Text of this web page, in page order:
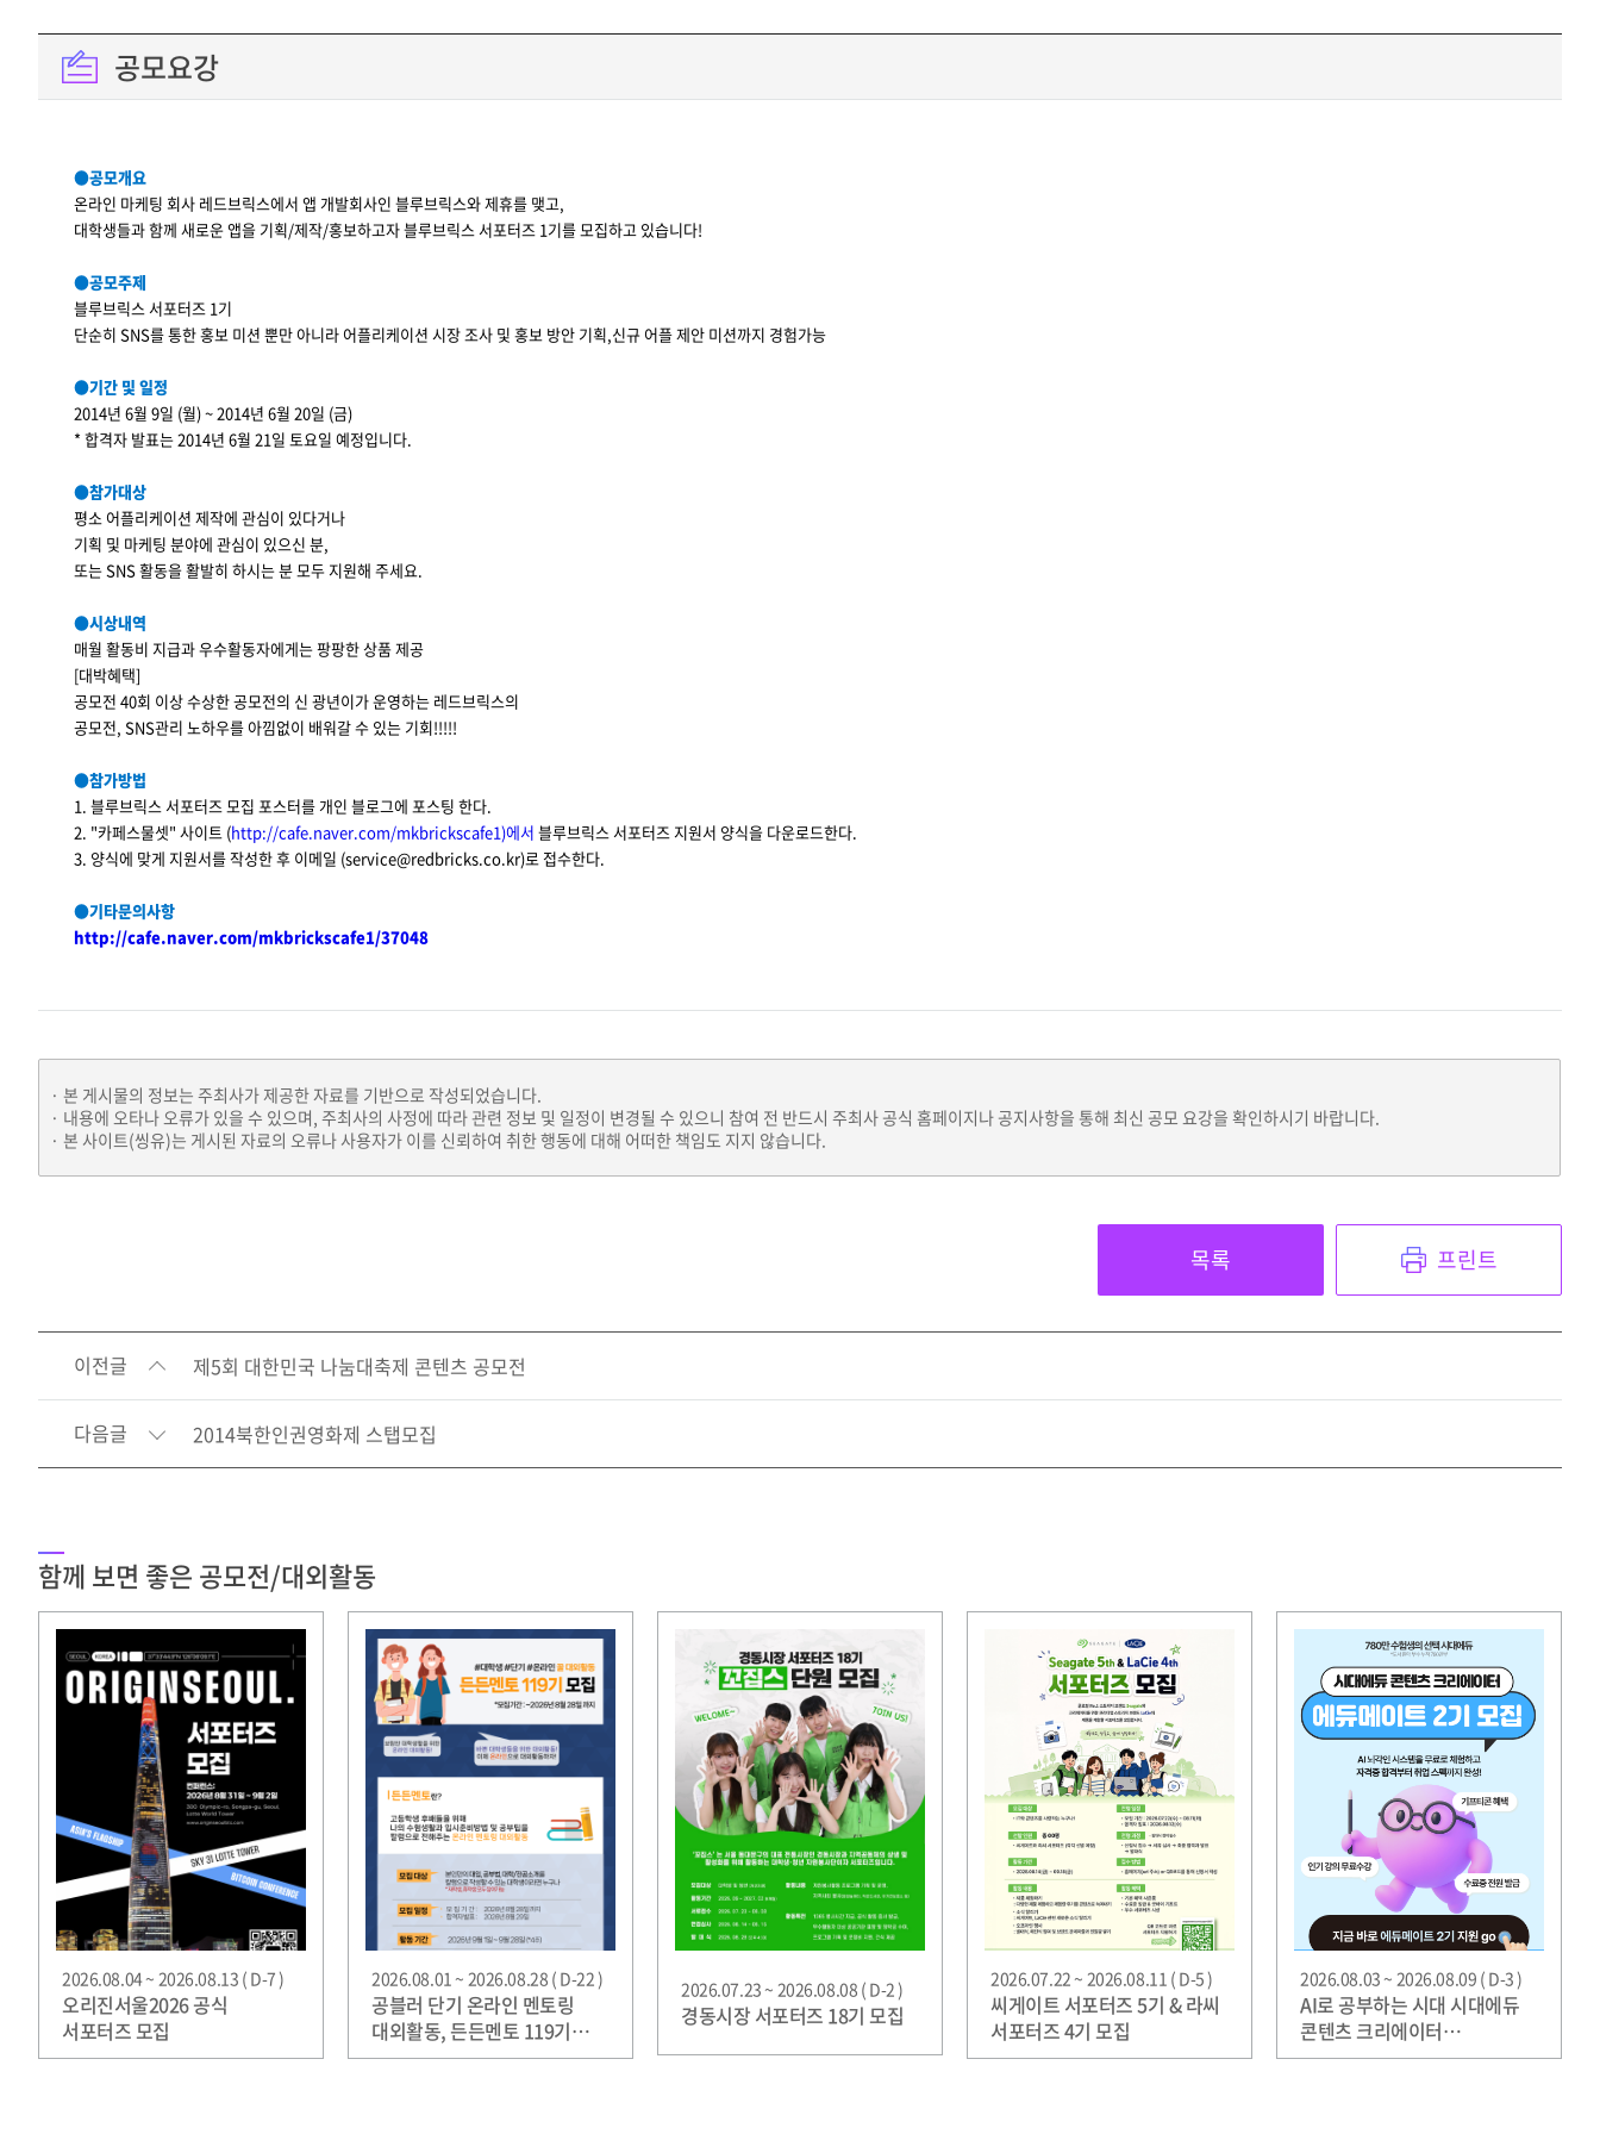
공모요강
●공모개요
온라인 마케팅 회사 레드브릭스에서 앱 개발회사인 블루브릭스와 제휴를 맺고,
대학생들과 함께 새로운 앱을 기획/제작/홍보하고자 블루브릭스 서포터즈 1기를 모집하고 있습니다!
●공모주제
블루브릭스 서포터즈 1기
단순히 SNS를 통한 홍보 미션 뿐만 아니라 어플리케이션 시장 조사 및 홍보 방안 기획,신규 어플 제안 미션까지 경험가능
●기간 및 일정
2014년 6월 9일 (월) ~ 2014년 6월 20일 (금)
* 합격자 발표는 2014년 6월 21일 토요일 예정입니다.
●참가대상
평소 어플리케이션 제작에 관심이 있다거나
기획 및 마케팅 분야에 관심이 있으신 분,
또는 SNS 활동을 활발히 하시는 분 모두 지원해 주세요.
●시상내역
매월 활동비 지급과 우수활동자에게는 팡팡한 상품 제공
[대박혜택]
공모전 40회 이상 수상한 공모전의 신 광년이가 운영하는 레드브릭스의
공모전, SNS관리 노하우를 아낌없이 배워갈 수 있는 기회!!!!!
●참가방법
1. 블루브릭스 서포터즈 모집 포스터를 개인 블로그에 포스팅 한다.
2. "카페스물셋" 사이트 (http://cafe.naver.com/mkbrickscafe1)에서 블루브릭스 서포터즈 지원서 양식을 다운로드한다.
3. 양식에 맞게 지원서를 작성한 후 이메일 (service@redbricks.co.kr)로 접수한다.
●기타문의사항
http://cafe.naver.com/mkbrickscafe1/37048
본 게시물의 정보는 주최사가 제공한 자료를 기반으로 작성되었습니다.
내용에 오타나 오류가 있을 수 있으며, 주최사의 사정에 따라 관련 정보 및 일정이 변경될 수 있으니 참여 전 반드시 주최사 공식 홈페이지나 공지사항을 통해 최신 공모 요강을 확인하시기 바랍니다.
본 사이트(씽유)는 게시된 자료의 오류나 사용자가 이를 신뢰하여 취한 행동에 대해 어떠한 책임도 지지 않습니다.
목록 프린트
이전글 제5회 대한민국 나눔대축제 콘텐츠 공모전
다음글 2014북한인권영화제 스탭모집
함께 보면 좋은 공모전/대외활동
2026.08.04 ~ 2026.08.13 ( D-7 )
오리진서울2026 공식
서포터즈 모집
2026.08.01 ~ 2026.08.28 ( D-22 )
공블러 단기 온라인 멘토링
대외활동, 든든멘토 119기
모집
2026.07.23 ~ 2026.08.08 ( D-2 )
경동시장 서포터즈 18기 모집
2026.07.22 ~ 2026.08.11 ( D-5 )
씨게이트 서포터즈 5기 & 라씨
서포터즈 4기 모집
2026.08.03 ~ 2026.08.09 ( D-3 )
AI로 공부하는 시대 시대에듀
콘텐츠 크리에이터
'에듀메이트' 2기 모집